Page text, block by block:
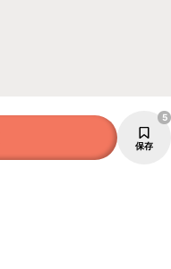
保存
5